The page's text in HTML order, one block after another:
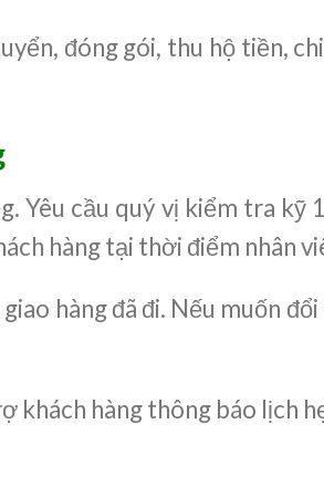
đóng gói, thu hộ tiền,
Yêu cầu quý vị kiểm tra
hàng tại thời điểm nhân
hàng đã đi. Nếu muốn
khách hàng thông báo lịch